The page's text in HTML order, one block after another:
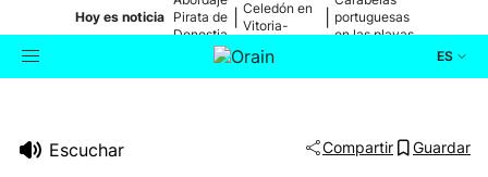
Hoy es noticia Pirata de
Donostia
Celedón en
Vitoria-
portuguesas
en las playas
ES
Escuchar Compartir Guardar